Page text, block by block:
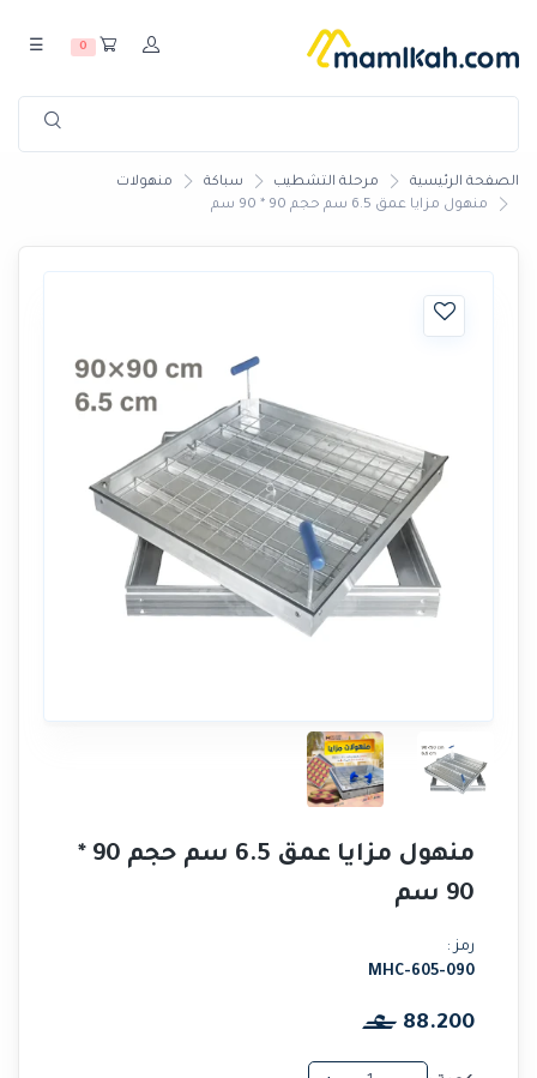
0
☰
الصفحة الرئيسية مرحلة التشطيب سباكة
منهولات
منهول مزايا عمق 6.5 سم حجم 90 * 90 سم
منهول مزايا عمق 6.5 سم حجم 90 *
90 سم
رمز :
MHC-605-090
88.200